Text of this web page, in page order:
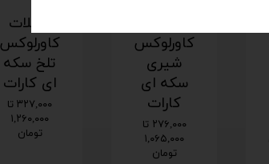
کاورلوکس
شیری
سکه ای
کارات
۲۷۶,۰۰۰ تا
۱,۰۶۵,۰۰۰
تومان
شکلات
کاورلوکس
تلخ سکه
ای کارات
۳۲۷,۰۰۰ تا
۱,۲۶۰,۰۰۰
تومان